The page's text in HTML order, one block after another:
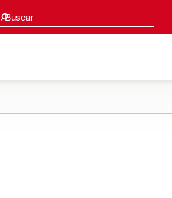
Buscar
Sugerencias de búsqueda